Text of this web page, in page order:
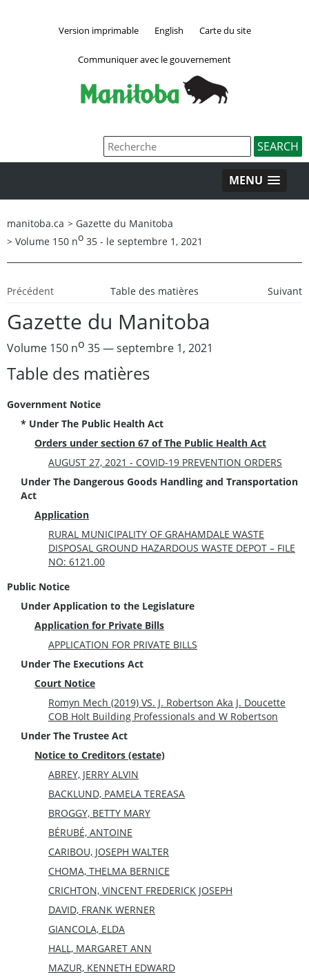
Version imprimable English Carte du site
Communiquer avec le gouvernement
MENU
manitoba.ca > Gazette du Manitoba
> Volume 150 no 35 - le septembre 1, 2021
Précédent Table des matières Suivant
Gazette du Manitoba
Volume 150 no 35 — septembre 1, 2021
Table des matières
Government Notice
* Under The Public Health Act
Orders under section 67 of The Public Health Act
AUGUST 27, 2021 - COVID-19 PREVENTION ORDERS
Under The Dangerous Goods Handling and Transportation
Act
Application
RURAL MUNICIPALITY OF GRAHAMDALE WASTE
DISPOSAL GROUND HAZARDOUS WASTE DEPOT – FILE
NO: 6121.00
Public Notice
Under Application to the Legislature
Application for Private Bills
APPLICATION FOR PRIVATE BILLS
Under The Executions Act
Court Notice
Romyn Mech (2019) VS. J. Robertson Aka J. Doucette
COB Holt Building Professionals and W Robertson
Under The Trustee Act
Notice to Creditors (estate)
ABREY, JERRY ALVIN
BACKLUND, PAMELA TEREASA
BROGGY, BETTY MARY
BÉRUBÉ, ANTOINE
CARIBOU, JOSEPH WALTER
CHOMA, THELMA BERNICE
CRICHTON, VINCENT FREDERICK JOSEPH
DAVID, FRANK WERNER
GIANCOLA, ELDA
HALL, MARGARET ANN
MAZUR, KENNETH EDWARD